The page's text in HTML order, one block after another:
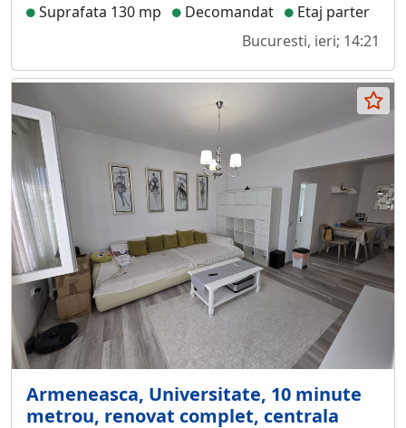
Suprafata 130 mp Decomandat
Etaj parter
Bucuresti, ieri; 14:21
Armeneasca, Universitate, 10 minute
metrou, renovat complet, centrala